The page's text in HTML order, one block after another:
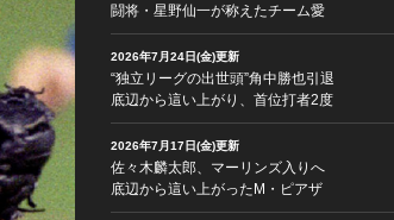
闘将・星野仙一が称えたチーム愛
2026年7月24日(金)更新
“独立リーグの出世頭”角中勝也引退
底辺から這い上がり、首位打者2度
2026年7月17日(金)更新
佐々木麟太郎、マーリンズ入りへ
底辺から這い上がったM・ピアザ